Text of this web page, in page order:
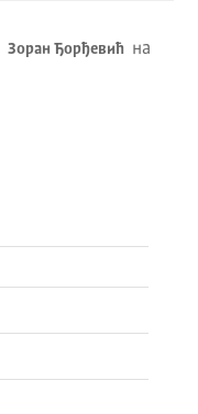
Зоран Ђорђевић на